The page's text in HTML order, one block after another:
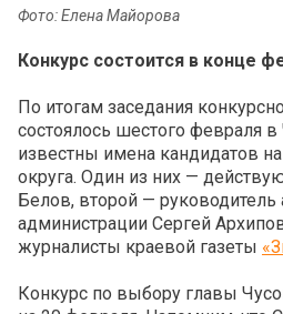
Фото: Елена Майорова
Конкурс состоится в конце
По итогам заседания
состоялось шестого февраля
известны имена кандидатов
округа. Один из них —
Белов, второй — руководитель
администрации Сергей
журналисты краевой газеты
Конкурс по выбору главы